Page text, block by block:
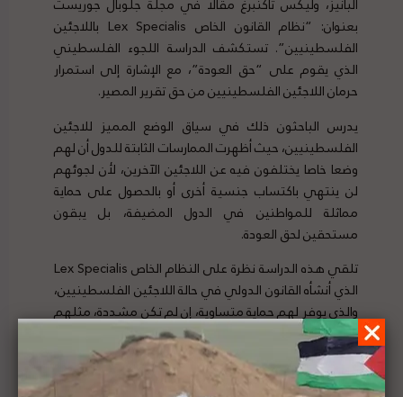
بعنوان: “نظام القانون الخاص Lex Specialis باللاجئين
الفلسطينيين”. تستكشف الدراسة اللجوء الفلسطيني
الذي يقوم على “حق العودة”، مع الإشارة إلى استمرار
حرمان اللاجئين الفلسطينيين من حق تقرير المصير.
يدرس الباحثون ذلك في سياق الوضع المميز للاجئين
الفلسطينيين، حيث أظهرت الممارسات الثابتة للدول أن لهم
وضعا خاصا يختلفون فيه عن اللاجئين الآخرين، لأن لجوئهم
لن ينتهي باكتساب جنسية أخرى أو بالحصول على حماية
مماثلة للمواطنين في الدول المضيفة، بل يبقون
مستحقين لحق العودة.
تلقي هذه الدراسة نظرة على النظام الخاص Lex Specialis
الذي أنشأه القانون الدولي في حالة اللاجئين الفلسطينيين،
والذي يوفر لهم حماية متساوية، إن لم تكن مشددة، مثلهم
مثل اللاجئين الآخرين. لتفاصيل الدراسة ومصدره الأصلي،
هنا